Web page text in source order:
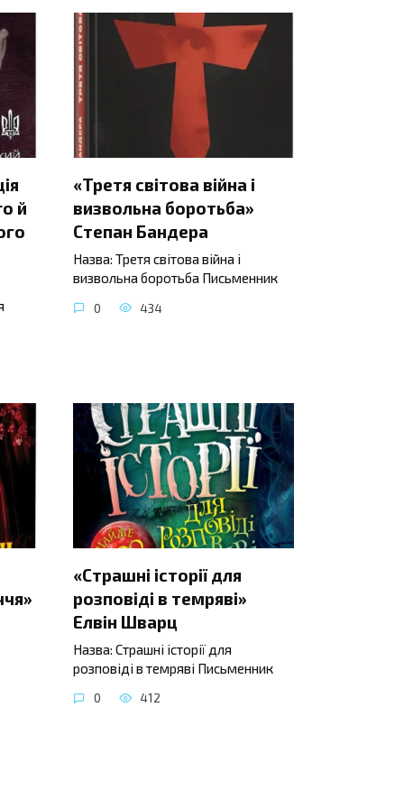
й
«Третя світова війна і
визвольна боротьба»
Степан Бандера
Назва: Третя світова війна і
визвольна боротьба Письменник
0 434
«Страшні історії для
розповіді в темряві»
Елвін Шварц
Назва: Страшні історії для
розповіді в темряві Письменник
0 412